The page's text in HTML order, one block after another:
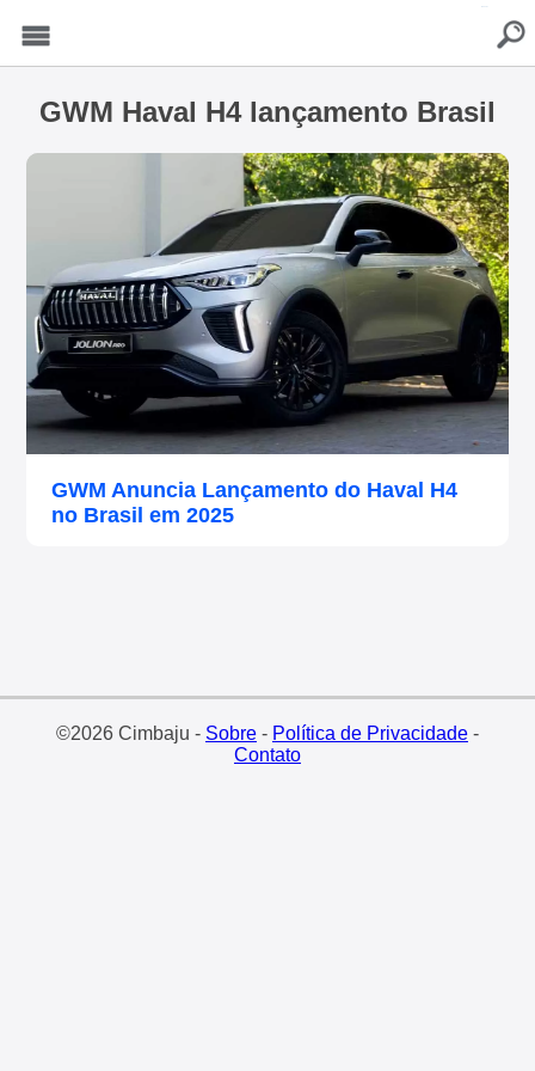
GWM Haval H4 lançamento Brasil
GWM Anuncia Lançamento do Haval H4
no Brasil em 2025
©2026 Cimbaju - Sobre- Política de Privacidade-
Contato